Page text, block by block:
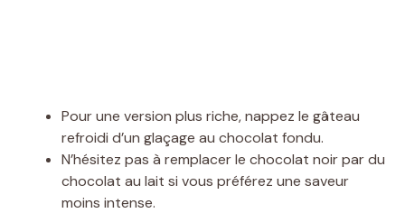
Pour une version plus riche, nappez le gâteau
refroidi d’un glaçage au chocolat fondu.
N’hésitez pas à remplacer le chocolat noir par du
chocolat au lait si vous préférez une saveur
moins intense.